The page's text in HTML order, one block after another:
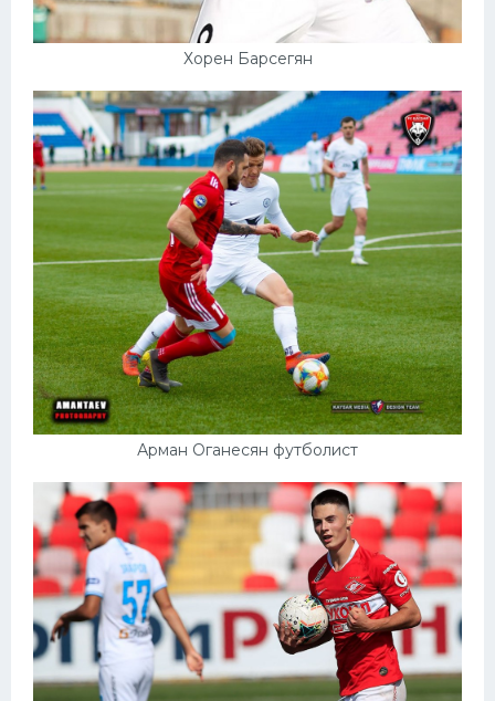
Хорен Барсегян
Арман Оганесян футболист